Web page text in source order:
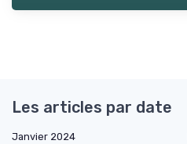
Les articles par date
Janvier 2024